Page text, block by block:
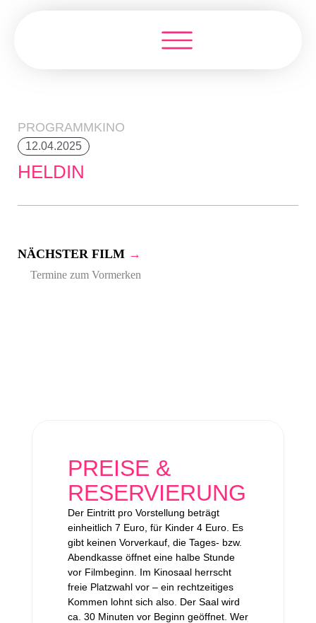
PROGRAMMKINO
12.04.2025
HELDIN
NÄCHSTER FILM →
Termine zum Vormerken
PREISE &
RESERVIERUNG
Der Eintritt pro Vorstellung beträgt
einheitlich 7 Euro, für Kinder 4 Euro. Es
gibt keinen Vorverkauf, die Tages- bzw.
Abendkasse öffnet eine halbe Stunde
vor Filmbeginn. Im Kinosaal herrscht
freie Platzwahl vor – ein rechtzeitiges
Kommen lohnt sich also. Der Saal wird
ca. 30 Minuten vor Beginn geöffnet. Wer